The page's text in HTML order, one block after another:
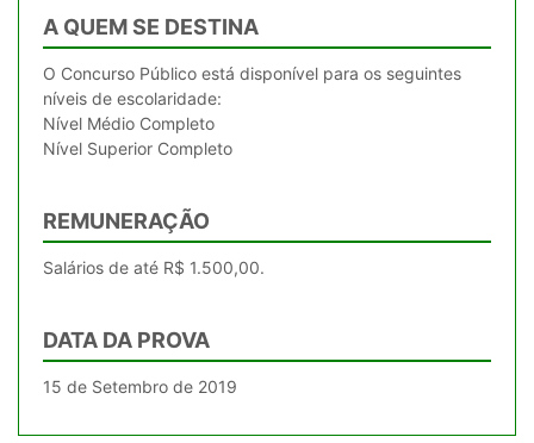
A QUEM SE DESTINA
O Concurso Público está disponível para os seguintes
níveis de escolaridade:
Nível Médio Completo
Nível Superior Completo
REMUNERAÇÃO
Salários de até R$ 1.500,00.
DATA DA PROVA
15 de Setembro de 2019